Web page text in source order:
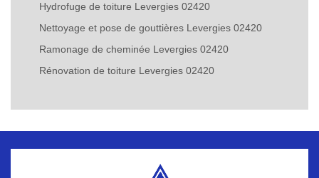
Hydrofuge de toiture Levergies 02420
Nettoyage et pose de gouttières Levergies 02420
Ramonage de cheminée Levergies 02420
Rénovation de toiture Levergies 02420